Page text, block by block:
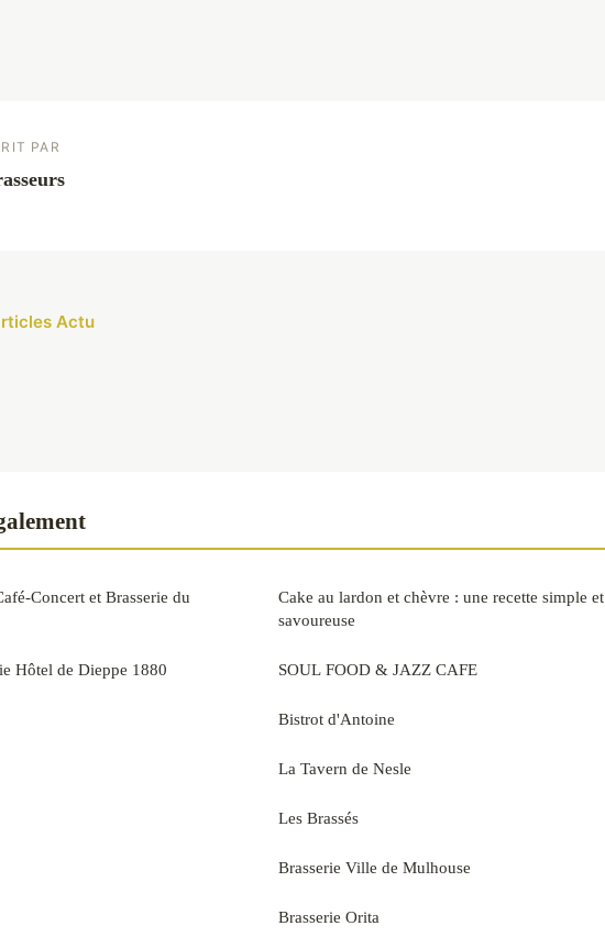
PAR
Actu
Concert et Brasserie du
Hôtel de Dieppe 1880
Cake au lardon et chèvre : une recette simple et
savoureuse
SOUL FOOD & JAZZ CAFE
Bistrot d'Antoine
La Tavern de Nesle
Les Brassés
Brasserie Ville de Mulhouse
Brasserie Orita